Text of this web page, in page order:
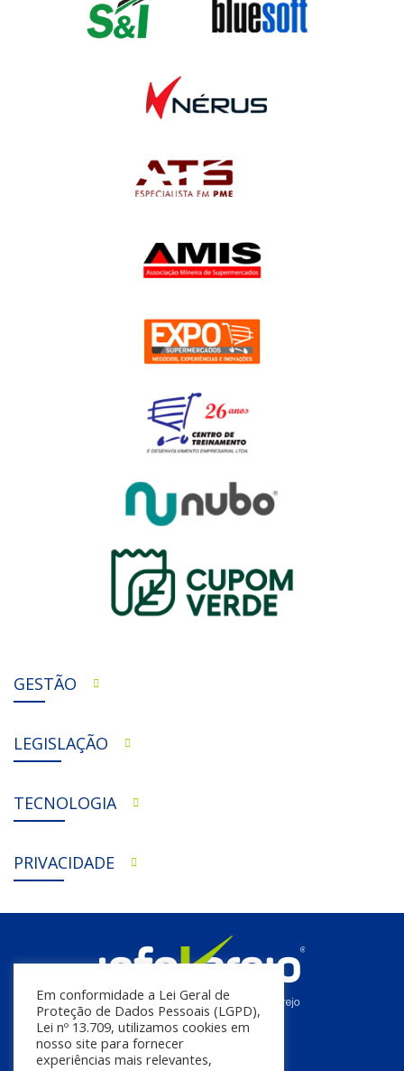
GESTÃO
LEGISLAÇÃO
TECNOLOGIA
PRIVACIDADE
Em conformidade a Lei Geral de
Proteção de Dados Pessoais (LGPD),
Lei nº 13.709, utilizamos cookies em
nosso site para fornecer
experiências mais relevantes,